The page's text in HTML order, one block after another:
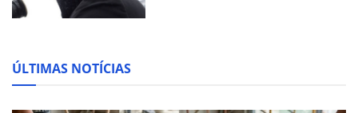
ÚLTIMAS NOTÍCIAS